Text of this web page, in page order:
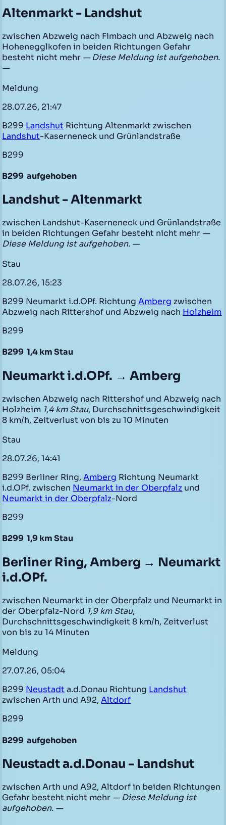
Altenmarkt - Landshut
zwischen Abzweig nach Fimbach und Abzweig nach
Hohenegglkofen in beiden Richtungen Gefahr
besteht nicht mehr — Diese Meldung ist aufgehoben.
—
Meldung
28.07.26, 21:47
B299 Landshut Richtung Altenmarkt zwischen
Landshut-Kaserneneck und Grünlandstraße
B299
B299 aufgehoben
Landshut - Altenmarkt
zwischen Landshut-Kaserneneck und Grünlandstraße
in beiden Richtungen Gefahr besteht nicht mehr —
Diese Meldung ist aufgehoben. —
Stau
28.07.26, 15:23
B299 Neumarkt i.d.OPf. RichtungAmberg zwischen
Abzweig nach Rittershof und Abzweig nach Holzheim
B299
B299 1,4 km Stau
Neumarkt i.d.OPf. → Amberg
zwischen Abzweig nach Rittershof und Abzweig nach
Holzheim 1,4 km Stau, Durchschnittsgeschwindigkeit
8 km/h, Zeitverlust von bis zu 10 Minuten
Stau
28.07.26, 14:41
B299 Berliner Ring,Amberg Richtung Neumarkt
i.d.OPf. zwischen Neumarkt in der Oberpfalz und
Neumarkt in der Oberpfalz-Nord
B299
B299 1,9 km Stau
Berliner Ring, Amberg → Neumarkt
i.d.OPf.
zwischen Neumarkt in der Oberpfalz und Neumarkt in
der Oberpfalz-Nord 1,9 km Stau,
Durchschnittsgeschwindigkeit 8 km/h, Zeitverlust
von bis zu 14 Minuten
Meldung
27.07.26, 05:04
B299 Neustadta.d.Donau Richtung Landshut
zwischen Arth und A92,Altdorf
B299
B299 aufgehoben
Neustadt a.d.Donau - Landshut
zwischen Arth und A92, Altdorf in beiden Richtungen
Gefahr besteht nicht mehr — Diese Meldung ist
aufgehoben. —